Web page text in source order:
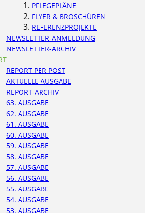
PFLEGEPLÄNE
FLYER & BROSCHÜREN
REFERENZPROJEKTE
NEWSLETTER-ANMELDUNG
NEWSLETTER-ARCHIV
REPORT PER POST
AKTUELLE AUSGABE
REPORT-ARCHIV
63. AUSGABE
62. AUSGABE
61. AUSGABE
60. AUSGABE
59. AUSGABE
58. AUSGABE
57. AUSGABE
56. AUSGABE
55. AUSGABE
54. AUSGABE
53. AUSGABE